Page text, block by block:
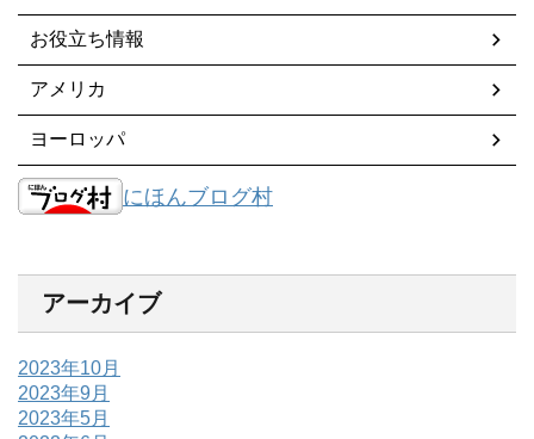
お役立ち情報
アメリカ
ヨーロッパ
にほんブログ村
アーカイブ
2023年10月
2023年9月
2023年5月